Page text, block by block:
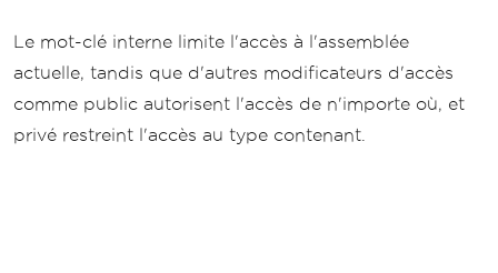
Le mot-clé interne limite l'accès à l'assemblée
actuelle, tandis que d'autres modificateurs d'accès
comme public autorisent l'accès de n'importe où, et
privé restreint l'accès au type contenant.